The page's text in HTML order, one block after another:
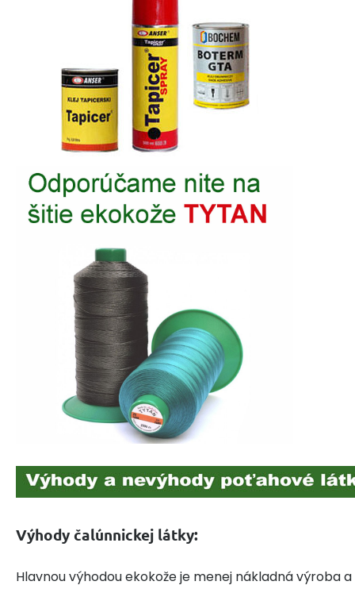
Výhody čalúnnickej látky:
Hlavnou výhodou ekokože je menej nákladná výroba